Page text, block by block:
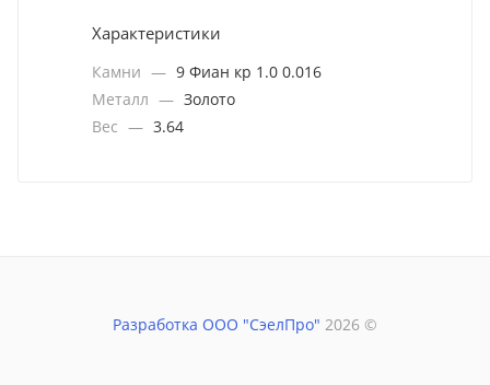
Характеристики
Камни — 9 Фиан кр 1.0 0.016
Металл — Золото
Вес — 3.64
Разработка ООО "СэелПро" 2026 ©